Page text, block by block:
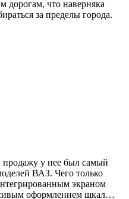
дорогам, что наверняка
за пределы города.
у нее был самый
ВАЗ. Чего только
экраном
оформлением шкал…